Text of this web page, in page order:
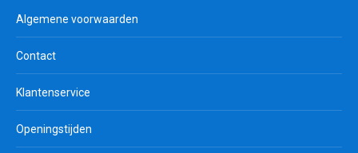
Algemene voorwaarden
Contact
Klantenservice
Openingstijden